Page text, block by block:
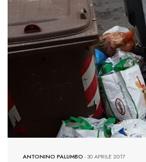
ANTONINO PALUMBO -30 APRILE 2017